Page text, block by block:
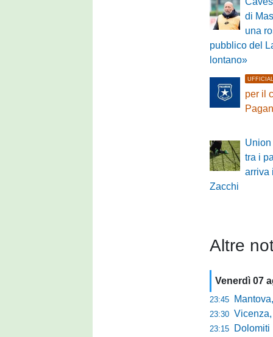
di
una
pubblico del
lontano»
per il
Union
tra i
arriva
Zacchi
Altre
Venerdì 07
23:45 Mantova,
23:30 Vicenza,
23:15 Dolomiti